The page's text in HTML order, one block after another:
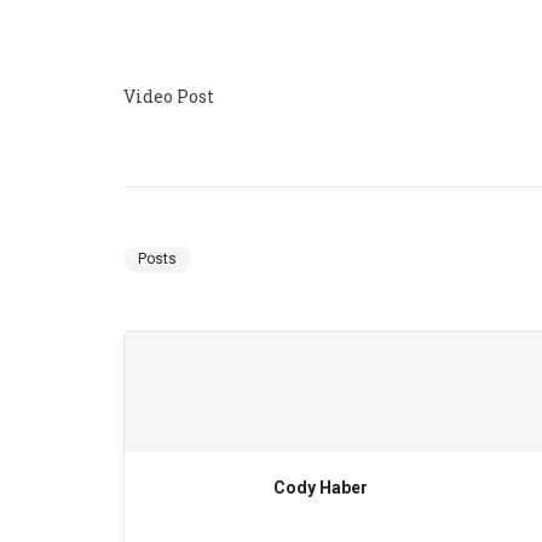
Video Post
Posts
Cody Haber